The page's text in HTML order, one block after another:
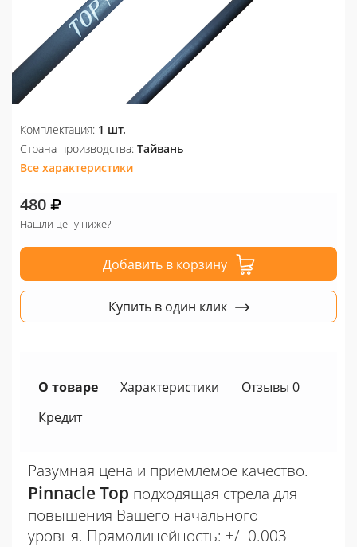
Комплектация: 1 шт.
Страна производства: Тайвань
Все характеристики
480
Нашли цену ниже?
Добавить в корзину
Купить в один клик
О товаре Характеристики
Отзывы 0
Кредит
Разумная цена и приемлемое качество.
Pinnacle Top подходящая стрела для
повышения Вашего начального
уровня. Прямолинейность: +/- 0.003